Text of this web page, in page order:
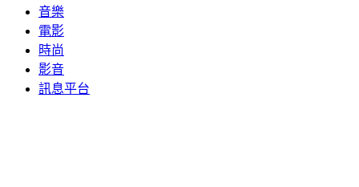
音樂
電影
時尚
影音
訊息平台